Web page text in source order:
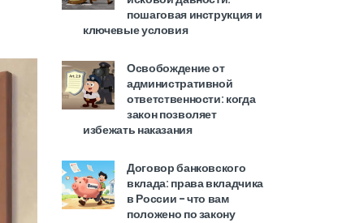
пошаговая инструкция и
ключевые условия
Освобождение от
административной
ответственности: когда
закон позволяет
избежать наказания
Договор банковского
вклада: права вкладчика
в России - что вам
положено по закону